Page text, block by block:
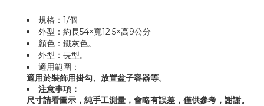
規格：1/個
外型：約長54×寬12.5×高9公分
顏色：鐵灰色。
外型：長型。
適用範圍：
適用於裝飾用掛勾、放置盆子容器等。
注意事項：
尺寸請看圖示，純手工測量，會略有誤差，僅供參考，謝謝。